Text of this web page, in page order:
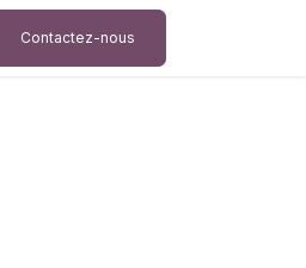
Contactez-nous